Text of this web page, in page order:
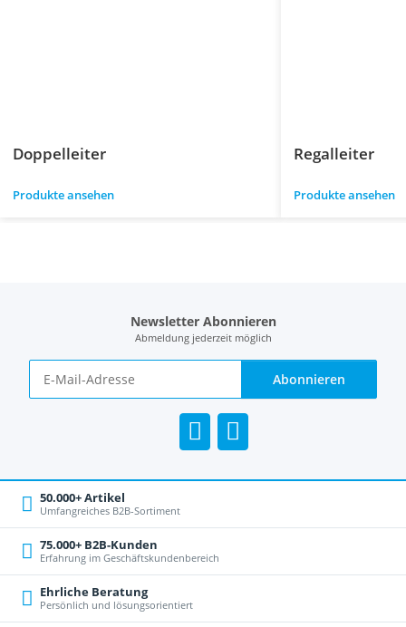
Doppelleiter
Produkte ansehen
Regalleiter
Produkte ansehen
Newsletter Abonnieren
Abmeldung jederzeit möglich
Abonnieren
50.000+ Artikel
Umfangreiches B2B-Sortiment
75.000+ B2B-Kunden
Erfahrung im Geschäftskundenbereich
Ehrliche Beratung
Persönlich und lösungsorientiert